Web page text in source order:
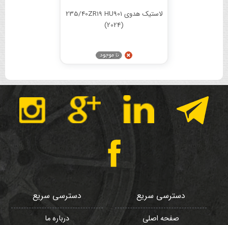
لاستیک هدوی 235/40ZR19 HU901
(2024)
دسترسی سریع
صفحه اصلی
دسترسی سریع
درباره ما